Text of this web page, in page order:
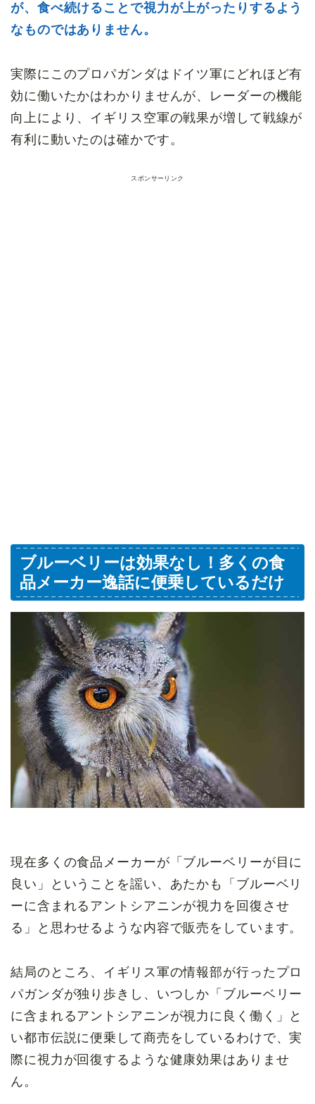
が、食べ続けることで視力が上がったりするよう
なものではありません。
実際にこのプロパガンダはドイツ軍にどれほど有
効に働いたかはわかりませんが、レーダーの機能
向上により、イギリス空軍の戦果が増して戦線が
有利に動いたのは確かです。
スポンサーリンク
ブルーベリーは効果なし！多くの食
品メーカー逸話に便乗しているだけ
現在多くの食品メーカーが「ブルーベリーが目に
良い」ということを謡い、あたかも「ブルーベリ
ーに含まれるアントシアニンが視力を回復させ
る」と思わせるような内容で販売をしています。
結局のところ、イギリス軍の情報部が行ったプロ
パガンダが独り歩きし、いつしか「ブルーベリー
に含まれるアントシアニンが視力に良く働く」と
い都市伝説に便乗して商売をしているわけで、実
際に視力が回復するような健康効果はありませ
ん。